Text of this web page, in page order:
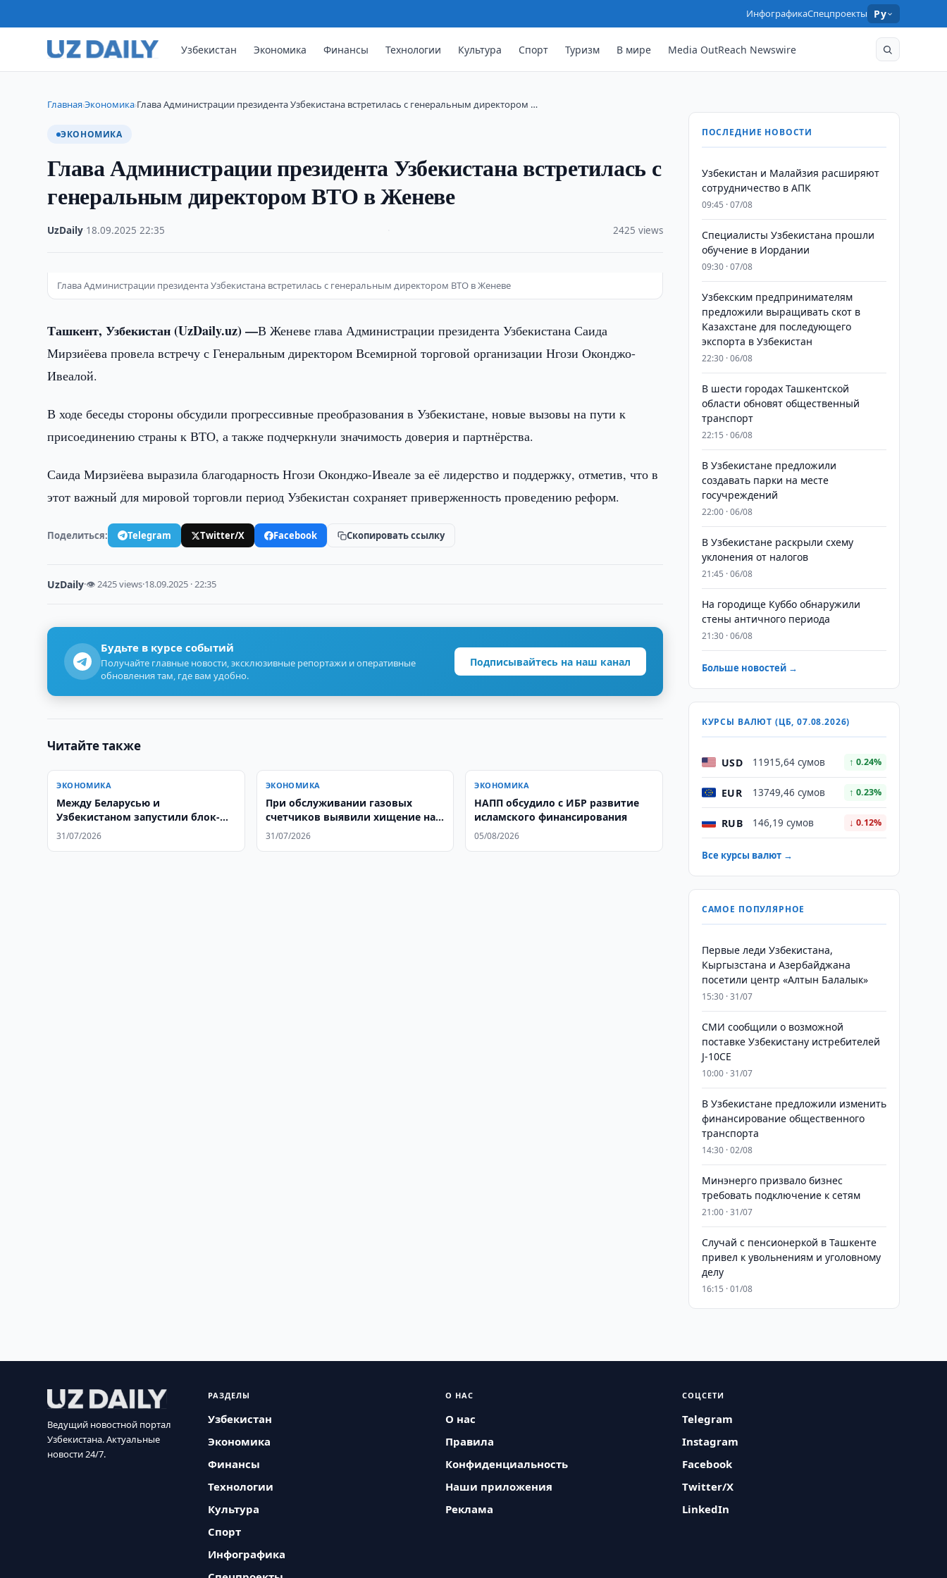
ИнфографикаСпецпроекты Ру
Узбекистан Экономика Финансы Технологии Культура Спорт Туризм В мире Media OutReach Newswire
Главная›Экономика›Глава Администрации президента Узбекистана встретилась с генеральным директором …
ЭКОНОМИКА
Глава Администрации президента Узбекистана встретилась с
генеральным директором ВТО в Женеве
UzDaily 18.09.2025 ·22:35 2425 views
Глава Администрации президента Узбекистана встретилась с генеральным директором ВТО в Женеве
Ташкент, Узбекистан (UzDaily.uz) —В Женеве глава Администрации президента Узбекистана Саида
Мирзиёева провела встречу с Генеральным директором Всемирной торговой организации Нгози Оконджо-
Ивеалой.
В ходе беседы стороны обсудили прогрессивные преобразования в Узбекистане, новые вызовы на пути к
присоединению страны к ВТО, а также подчеркнули значимость доверия и партнёрства.
Саида Мирзиёева выразила благодарность Нгози Оконджо-Ивеале за её лидерство и поддержку, отметив, что в
этот важный для мировой торговли период Узбекистан сохраняет приверженность проведению реформ.
Поделиться: Telegram Twitter/X Facebook Скопировать ссылку
UzDaily·👁 2425 views·18.09.2025 · 22:35
Будьте в курсе событий
Получайте главные новости, эксклюзивные репортажи и оперативные
обновления там, где вам удобно.
Подписывайтесь на наш канал
Читайте также
ЭКОНОМИКА
Между Беларусью и
Узбекистаном запустили блок-
поезд «Славянский караван»
31/07/2026
ЭКОНОМИКА
При обслуживании газовых
счетчиков выявили хищение на
19 млрд. сумов
31/07/2026
ЭКОНОМИКА
НАПП обсудило с ИБР развитие
исламского финансирования
05/08/2026
ПОСЛЕДНИЕ НОВОСТИ
Узбекистан и Малайзия расширяют
сотрудничество в АПК
09:45 · 07/08
Специалисты Узбекистана прошли
обучение в Иордании
09:30 · 07/08
Узбекским предпринимателям
предложили выращивать скот в
Казахстане для последующего
экспорта в Узбекистан
22:30 · 06/08
В шести городах Ташкентской
области обновят общественный
транспорт
22:15 · 06/08
В Узбекистане предложили
создавать парки на месте
госучреждений
22:00 · 06/08
В Узбекистане раскрыли схему
уклонения от налогов
21:45 · 06/08
На городище Куббо обнаружили
стены античного периода
21:30 · 06/08
Больше новостей →
КУРСЫ ВАЛЮТ (ЦБ, 07.08.2026)
USD 11915,64 сумов ↑ 0.24%
EUR 13749,46 сумов ↑ 0.23%
RUB 146,19 сумов ↓ 0.12%
Все курсы валют →
САМОЕ ПОПУЛЯРНОЕ
Первые леди Узбекистана,
Кыргызстана и Азербайджана
посетили центр «Алтын Балалык»
15:30 · 31/07
СМИ сообщили о возможной
поставке Узбекистану истребителей
J-10CE
10:00 · 31/07
В Узбекистане предложили изменить
финансирование общественного
транспорта
14:30 · 02/08
Минэнерго призвало бизнес
требовать подключение к сетям
21:00 · 31/07
Случай с пенсионеркой в Ташкенте
привел к увольнениям и уголовному
делу
16:15 · 01/08
Ведущий новостной портал
Узбекистана. Актуальные
новости 24/7.
РАЗДЕЛЫ
Узбекистан
Экономика
Финансы
Технологии
Культура
Спорт
Инфографика
О НАС
О нас
Правила
Конфиденциальность
Наши приложения
Реклама
СОЦСЕТИ
Telegram
Instagram
Facebook
Twitter/X
LinkedIn